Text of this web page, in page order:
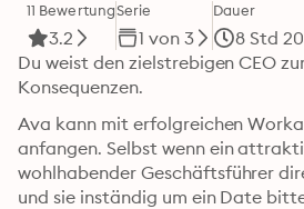
11 Bewertung
3.2
Serie
1 von 3
Dauer
8 Std
Du weist den zielstrebigen CEO
Konsequenzen.
Ava kann mit erfolgreichen
anfangen. Selbst wenn ein
wohlhabender Geschäftsführer
und sie inständig um ein Date